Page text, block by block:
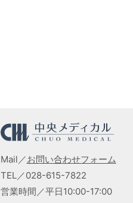
Mail／お問い合わせフォーム
TEL／028-615-7822
営業時間／平日10:00-17:00